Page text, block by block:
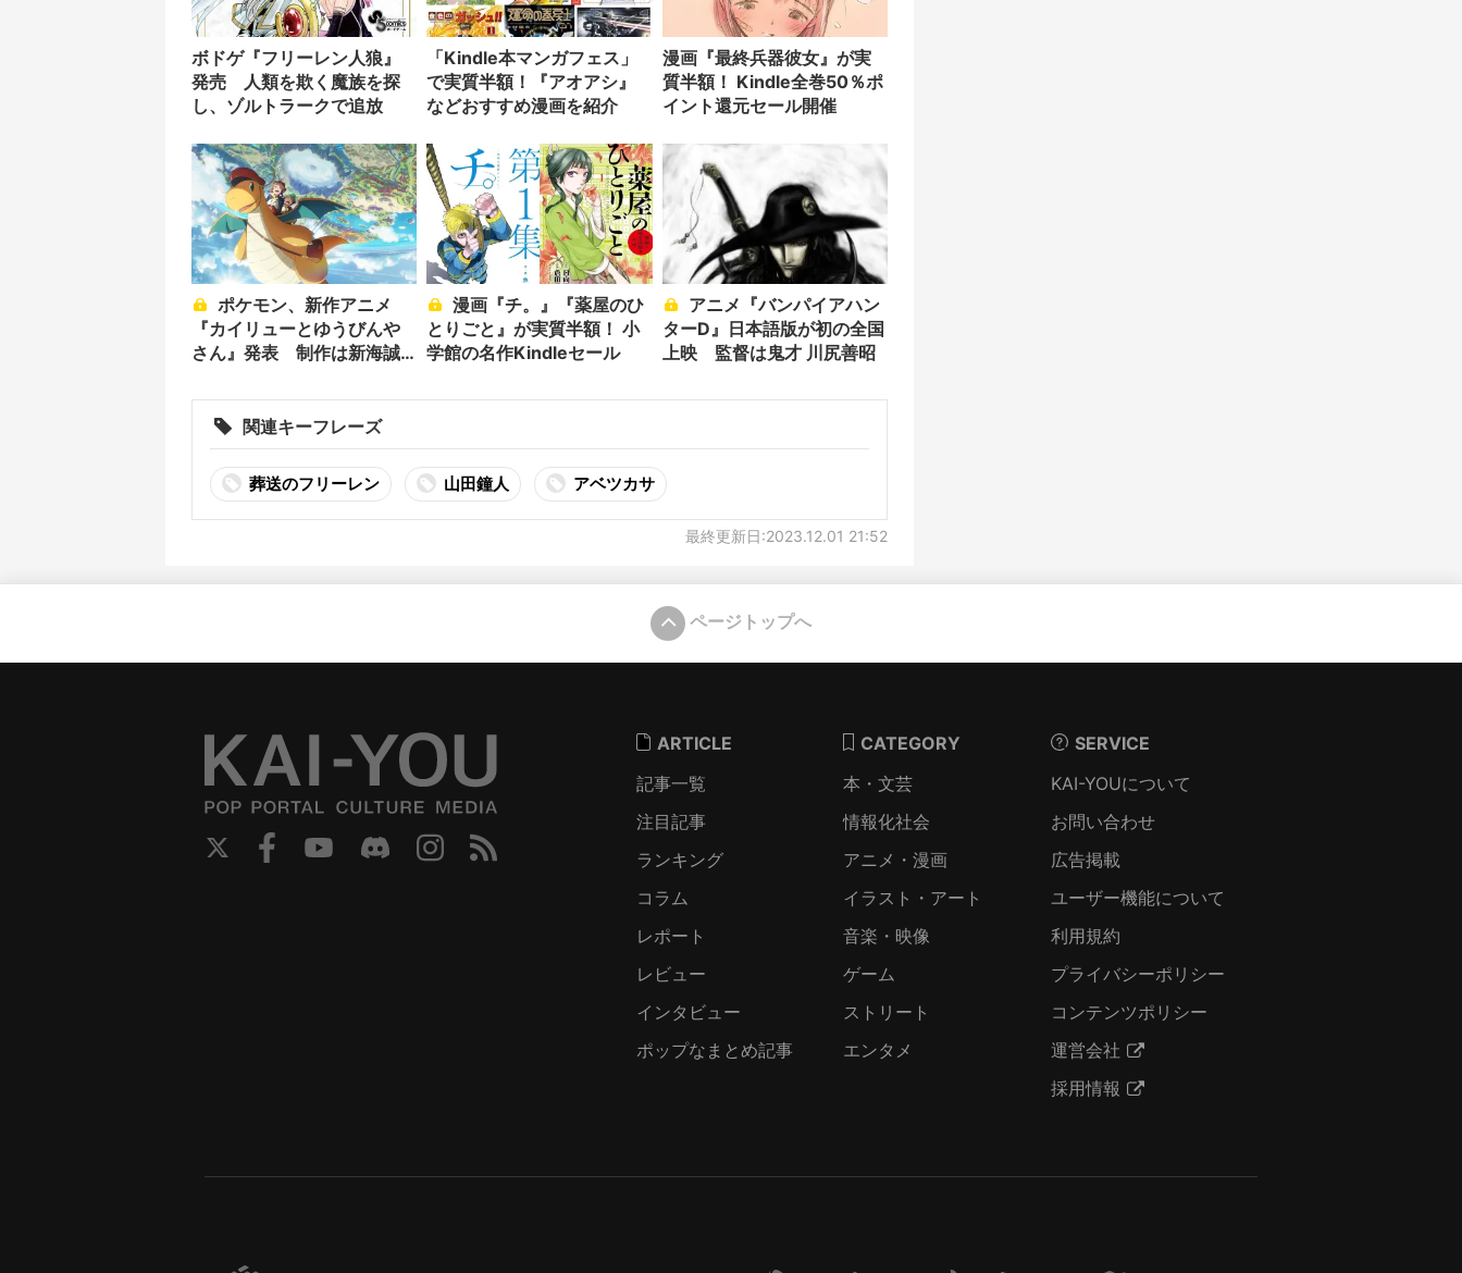
ボドゲ『フリーレン人狼』
発売 人類を欺く魔族を探
し、ゾルトラークで追放
「Kindle本マンガフェス」
で実質半額！『アオアシ』
などおすすめ漫画を紹介
漫画『最終兵器彼女』が実
質半額！ Kindle全巻50％ポ
イント還元セール開催
『カイリューとゆうびんや
さん』発表 制作は新海誠
漫画『チ。』『薬屋のひ
とりごと』が実質半額！ 小
学館の名作Kindleセール
ターD』日本語版が初の全国
上映 監督は鬼才 川尻善昭
関連キーフレーズ
葬送のフリーレン 山田鐘人 アベツカサ
最終更新日:2023.12.01 21:52
ページトップへ
ARTICLE
記事一覧
注目記事
ランキング
コラム
レポート
レビュー
インタビュー
ポップなまとめ記事
CATEGORY
本・文芸
情報化社会
アニメ・漫画
イラスト・アート
音楽・映像
ゲーム
ストリート
エンタメ
SERVICE
KAI-YOUについて
お問い合わせ
広告掲載
ユーザー機能について
利用規約
プライバシーポリシー
コンテンツポリシー
運営会社
採用情報